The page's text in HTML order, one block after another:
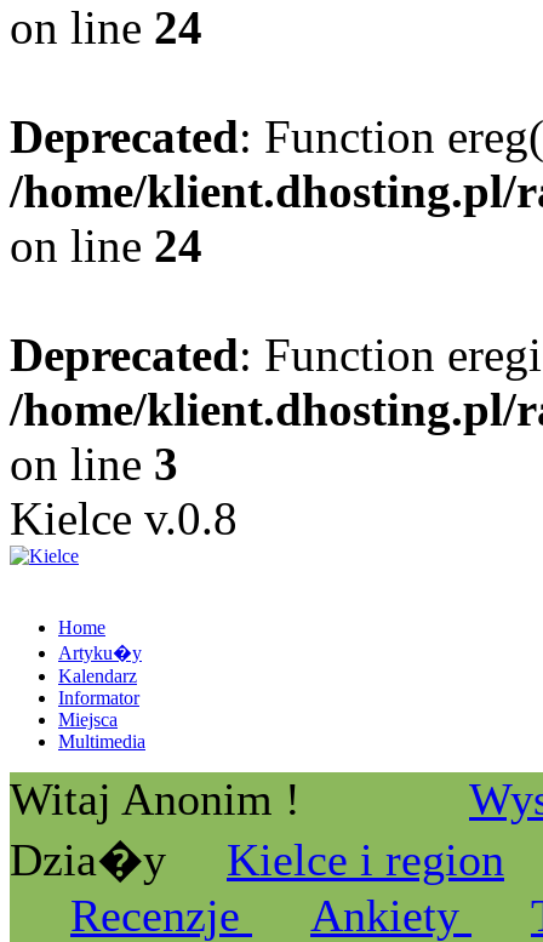
on line 24
Deprecated: Function
/home/klient.dhosting.pl/
on line 24
Deprecated: Function
/home/klient.dhosting.pl/
on line 3
Kielce v.0.8
Home
Artyku�y
Kalendarz
Informator
Miejsca
Multimedia
Witaj Anonim !
Dzia�y
Kielce i region
Recenzje
Ankiety